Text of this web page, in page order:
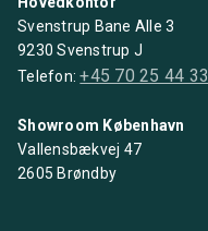
Svenstrup Bane Alle 3
9230 Svenstrup J
Telefon:+45 70 25 44 33
Showroom København
Vallensbækvej 47
2605 Brøndby